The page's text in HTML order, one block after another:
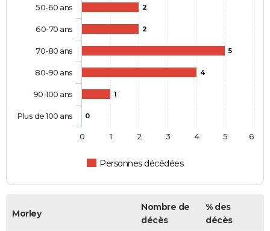
2
2
5
4
1
0
Personnes décédées
50-60 ans
60-70 ans
70-80 ans
80-90 ans
90-100 ans
Plus de 100 ans
0 1 2 3 4 5 6
Morley
Nombre de
décès
% des
décès